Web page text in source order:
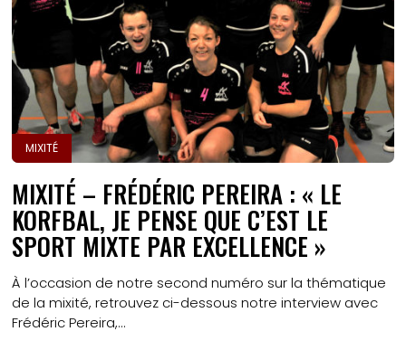
MIXITÉ
MIXITÉ – FRÉDÉRIC PEREIRA : « LE
KORFBAL, JE PENSE QUE C’EST LE
SPORT MIXTE PAR EXCELLENCE »
À l’occasion de notre second numéro sur la thématique
de la mixité, retrouvez ci-dessous notre interview avec
Frédéric Pereira,...